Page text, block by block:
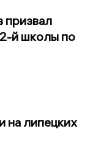
й школы по
на липецких